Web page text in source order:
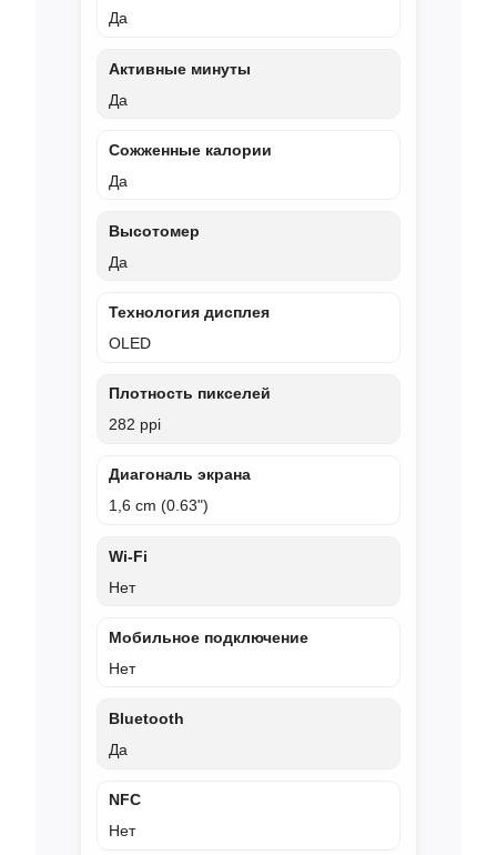
Да
Активные минуты
Да
Сожженные калории
Да
Высотомер
Да
Технология дисплея
OLED
Плотность пикселей
282 ppi
Диагональ экрана
1,6 cm (0.63")
Wi‑Fi
Нет
Мобильное подключение
Нет
Bluetooth
Да
NFC
Нет